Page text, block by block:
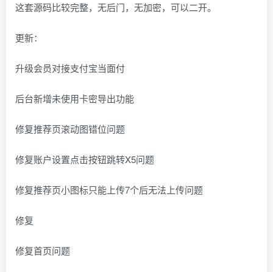
这套源码比较完整，无后门，无加密，可以二开。
更新：
升级会员对接支付宝当面付
后台新增未使用卡密导出功能
修复推荐页滚动图错位问题
修复账户设置点击按钮跳转X5问题
修复推荐页小图标只能上传7个后无法上传问题
修复
修复首页问题